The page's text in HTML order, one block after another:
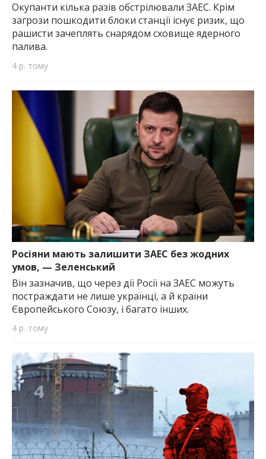
Окупанти кілька разів обстрілювали ЗАЕС. Крім
загрози пошкодити блоки станції існує ризик, що
рашисти зачеплять снарядом сховище ядерного
палива.
4 р. тому
Росіяни мають залишити ЗАЕС без жодних
умов, — Зеленський
Він зазначив, що через дії Росії на ЗАЕС можуть
постраждати не лише українці, а й країни
Європейського Союзу, і багато інших.
4 р. тому